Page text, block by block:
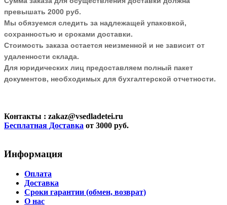
превышать 2000 руб.
Мы обязуемся следить за надлежащей упаковкой,
сохранностью и сроками доставки.
Стоимость заказа остается неизменной и не зависит от
удаленности склада.
Для юридических лиц предоставляем полный пакет
документов, необходимых для бухгалтерской отчетности.
Контакты : zakaz@vsedladetei.ru
Бесплатная Доставка от 3000 руб.
Информация
Оплата
Доставка
Сроки гарантии (обмен, возврат)
О нас